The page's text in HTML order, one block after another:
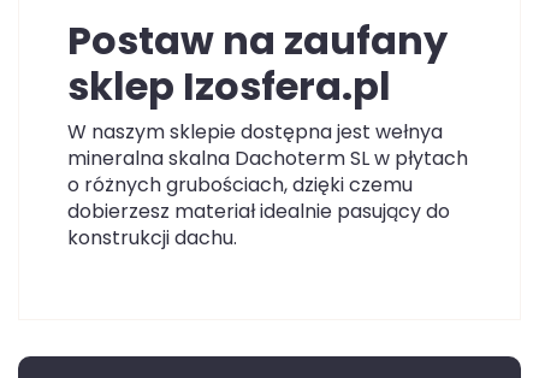
Postaw na zaufany
sklep Izosfera.pl
W naszym sklepie dostępna jest wełnya
mineralna skalna Dachoterm SL w płytach
o różnych grubościach, dzięki czemu
dobierzesz materiał idealnie pasujący do
konstrukcji dachu.